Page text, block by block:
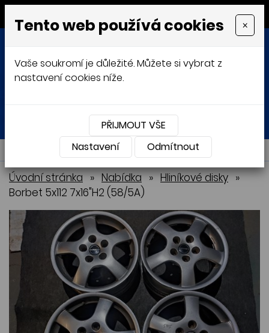
MENU
Přihlásit Košík
NABÍDKA
Úvodní stránka » Nabídka » Hliníkové disky »
Borbet 5x112 7x16"H2 (58/5A)
Tento web používá cookies ×
Vaše soukromí je důležité. Můžete si vybrat z
nastavení cookies níže.
PŘIJMOUT VŠE
Nastavení
Odmítnout